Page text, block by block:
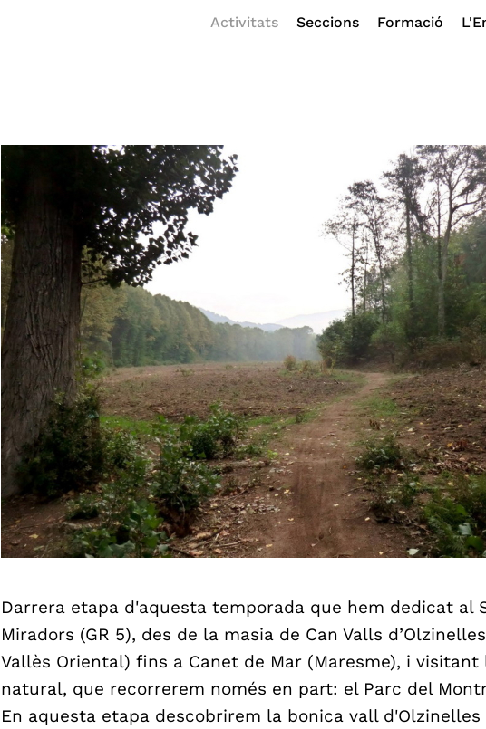
Activitats Seccions Formació
Darrera etapa d'aquesta temporada que hem dedicat al
Miradors (GR 5), des de la masia de Can Valls
Vallès Oriental) fins a Canet de Mar (Maresme), i
natural, que recorrerem només en part: el Parc del
En aquesta etapa descobrirem la bonica vall